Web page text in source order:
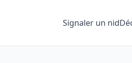
Signaler un nid